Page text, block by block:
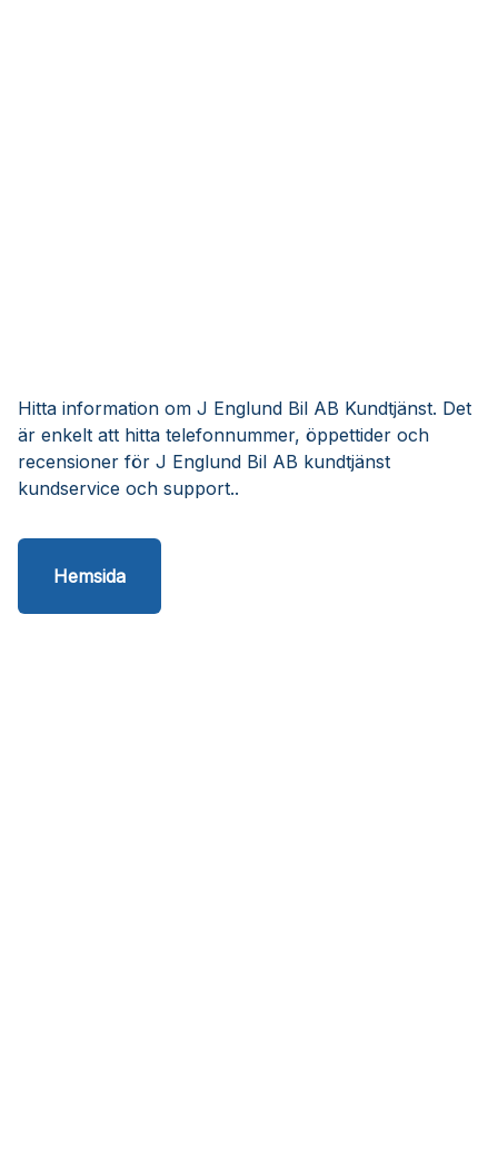
Hitta information om J Englund Bil AB Kundtjänst. Det
är enkelt att hitta telefonnummer, öppettider och
recensioner för J Englund Bil AB kundtjänst
kundservice och support..
Hemsida